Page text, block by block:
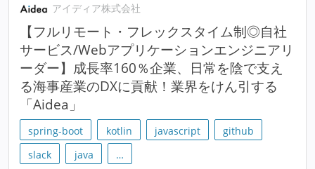
アイディア株式会社
【フルリモート・フレックスタイム制◎自社
サービス/Webアプリケーションエンジニアリ
ーダー】成長率160％企業、日常を陰で支え
る海事産業のDXに貢献！業界をけん引する
「Aidea」
spring-boot kotlin javascript
github
slack
java …